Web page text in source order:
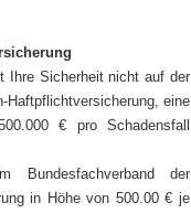
Ihre Sicherheit nicht auf der
Haftpflichtversicherung, eine
€ pro Schadensfall
Bundesfachverband der
in Höhe von 500.00 € je